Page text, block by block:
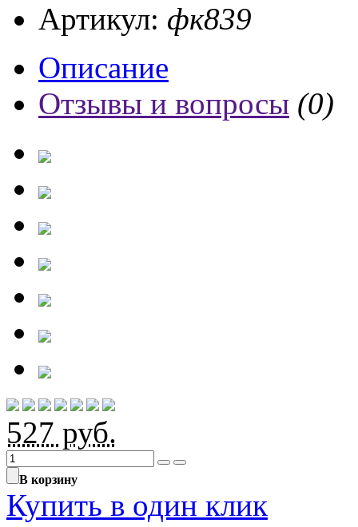
Артикул: фк839
Описание
Отзывы и вопросы (0)
527 руб.
В корзину
Купить в один клик